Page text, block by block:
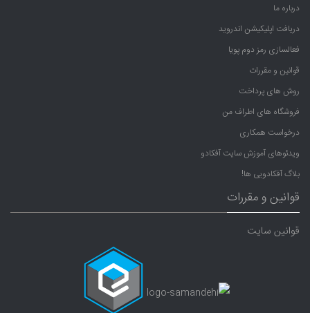
درباره ما
دریافت اپلیکیشن اندروید
فعالسازی رمز دوم پویا
قوانین و مقررات
روش های پرداخت
فروشگاه های اطراف من
درخواست همکاری
ویدئوهای آموزش سایت آفکادو
بلاگ آفکادویی ها!
قوانین و مقررات
قوانین سایت